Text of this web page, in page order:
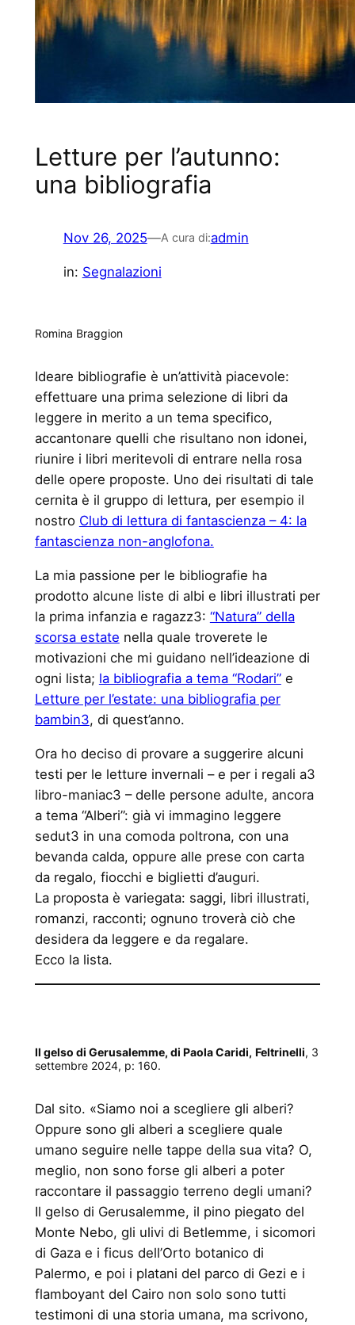
Letture per l’autunno:
una bibliografia
Nov 26, 2025—A cura di:admin
in: Segnalazioni
Romina Braggion
Ideare bibliografie è un’attività piacevole:
effettuare una prima selezione di libri da
leggere in merito a un tema specifico,
accantonare quelli che risultano non idonei,
riunire i libri meritevoli di entrare nella rosa
delle opere proposte. Uno dei risultati di tale
cernita è il gruppo di lettura, per esempio il
nostro Club di lettura di fantascienza – 4: la
fantascienza non-anglofona.
La mia passione per le bibliografie ha
prodotto alcune liste di albi e libri illustrati per
la prima infanzia e ragazz3: “Natura” della
scorsa estate nella quale troverete le
motivazioni che mi guidano nell’ideazione di
ogni lista; la bibliografia a tema “Rodari”e
Letture per l’estate: una bibliografia per
bambin3, di quest’anno.
Ora ho deciso di provare a suggerire alcuni
testi per le letture invernali – e per i regali a3
libro-maniac3 – delle persone adulte, ancora
a tema “Alberi”: già vi immagino leggere
sedut3 in una comoda poltrona, con una
bevanda calda, oppure alle prese con carta
da regalo, fiocchi e biglietti d’auguri.
La proposta è variegata: saggi, libri illustrati,
romanzi, racconti; ognuno troverà ciò che
desidera da leggere e da regalare.
Ecco la lista.
Il gelso di Gerusalemme, di Paola Caridi, Feltrinelli, 3
settembre 2024, p: 160.
Dal sito. «Siamo noi a scegliere gli alberi?
Oppure sono gli alberi a scegliere quale
umano seguire nelle tappe della sua vita? O,
meglio, non sono forse gli alberi a poter
raccontare il passaggio terreno degli umani?
Il gelso di Gerusalemme, il pino piegato del
Monte Nebo, gli ulivi di Betlemme, i sicomori
di Gaza e i ficus dell’Orto botanico di
Palermo, e poi i platani del parco di Gezi e i
flamboyant del Cairo non solo sono tutti
testimoni di una storia umana, ma scrivono,